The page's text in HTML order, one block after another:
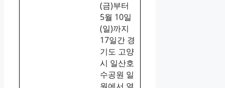
(금)부터
5월 10일
(일)까지
17일간 경
기도 고양
시 일산호
수공원 일